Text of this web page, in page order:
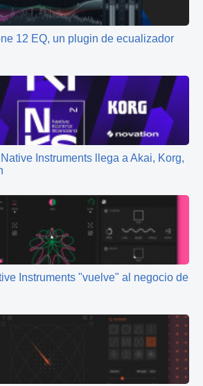
12 EQ, un plugin de ecualizador
Instruments llega a Akai, Korg,
Instruments "vuelve" al negocio de